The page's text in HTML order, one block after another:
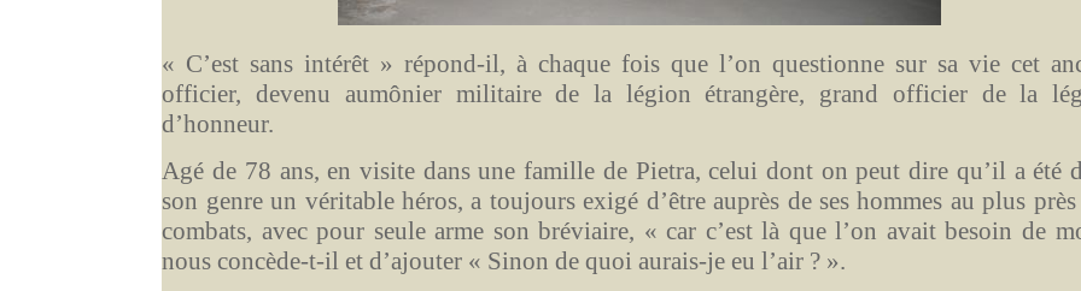
« C’est sans intérêt » répond-il, à chaque fois que l’on questionne sur sa vie cet
officier, devenu aumônier militaire de la légion étrangère, grand officier de la
d’honneur.
Agé de 78 ans, en visite dans une famille de Pietra, celui dont on peut dire qu’il a été
son genre un véritable héros, a toujours exigé d’être auprès de ses hommes au plus près
combats, avec pour seule arme son bréviaire, « car c’est là que l’on avait besoin de
nous concède-t-il et d’ajouter « Sinon de quoi aurais-je eu l’air ? ».